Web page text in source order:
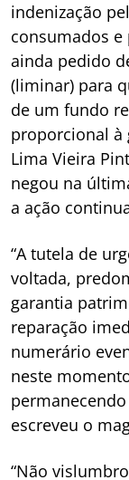
indenização
consumados
ainda pedido
(liminar) para
de um fundo
proporcional à
Lima Vieira
negou na
a ação
“A tutela de
voltada,
garantia
reparação
numerário
neste
permanecendo
escreveu o
“Não